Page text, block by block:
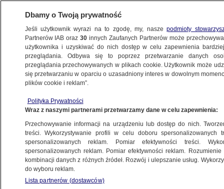
ŚWIAT
tej ziemi". Prezydent Mołdawii
zaprzysiężona
24.12.2020, 14:42
Udostępnij
Dbamy o Twoją prywatność
Jeśli użytkownik wyrazi na to zgodę, my, naszepodmioty
Partnerów IAB oraz30 innych Zaufanych Partnerów może
użytkownika i uzyskiwać do nich dostęp w celu zapewnienia
przeglądania. Odbywa się to poprzez przetwarzanie danych
przeglądania przechowywanych w plikach cookie. Użytkownik może
się przetwarzaniu w oparciu o uzasadniony interes w dowolnym
plików cookie i reklam”.
Polityka Prywatności
Wraz z naszymi partnerami przetwarzamy dane w celu zapewnienia:
Przechowywanie informacji na urządzeniu lub dostęp do nich.
treści. Wykorzystywanie profili w celu doboru spersonalizowanych
spersonalizowanych reklam. Pomiar efektywności treści.
spersonalizowanych reklam. Pomiar efektywności reklam.
kombinacji danych z różnych źródeł. Rozwój i ulepszanie usług.
do wyboru reklam.
Lista partnerów (dostawców)